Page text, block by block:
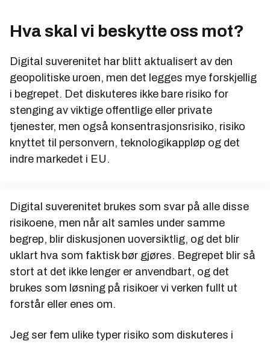
Hva skal vi beskytte oss mot?
Digital suverenitet har blitt aktualisert av den
geopolitiske uroen, men det legges mye forskjellig
i begrepet. Det diskuteres ikke bare risiko for
stenging av viktige offentlige eller private
tjenester, men også konsentrasjonsrisiko, risiko
knyttet til personvern, teknologikappløp og det
indre markedet i EU.
Digital suverenitet brukes som svar på alle disse
risikoene, men når alt samles under samme
begrep, blir diskusjonen uoversiktlig, og det blir
uklart hva som faktisk bør gjøres. Begrepet blir så
stort at det ikke lenger er anvendbart, og det
brukes som løsning på risikoer vi verken fullt ut
forstår eller enes om.
Jeg ser fem ulike typer risiko som diskuteres i